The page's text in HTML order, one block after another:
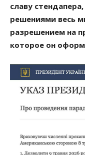
славу
решениями весь
разрешением на
которое он